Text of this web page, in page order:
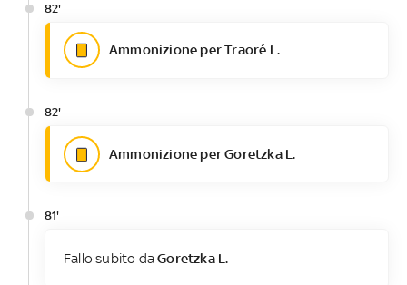
82'
Ammonizione per Traoré L.
82'
Ammonizione per Goretzka L.
81'
Fallo subito daGoretzka L.